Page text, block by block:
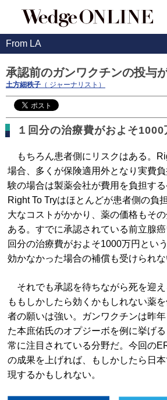
From LA
承認前のガンワクチンの投与
土方細秩子 （ ジャーナリスト）
１回分の治療費がおよそ1000
もちろん患者側にリスクはある。
場合、多くが保険適用外となり実費
験の場合は製薬会社が費用を負担する
Right To Tryはほとんどが患者側の負
大なコストがかかり、薬の価格もそ
ある。すでに承認されている前立腺癌
回分の治療費がおよそ1000万円とい
効かなかった場合の補償も受けられな
それでも承認を待ちながら死を迎
ももしかしたら効くかもしれない薬
者の願いは強い。ガンワクチンは昨
た本庶佑氏のオプジーボを例に挙げ
常に注目されている分野だ。今回の
の成果を上げれば、もしかしたら日
現するかもしれない。